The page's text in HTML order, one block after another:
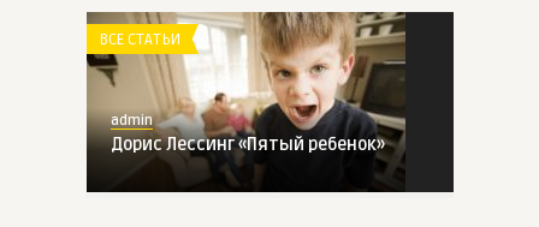
ВСЕ СТАТЬИ
admin
Дорис Лессинг «Пятый ребенок»